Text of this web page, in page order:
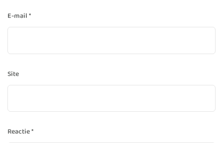
Reactie*
E-mail*
Site